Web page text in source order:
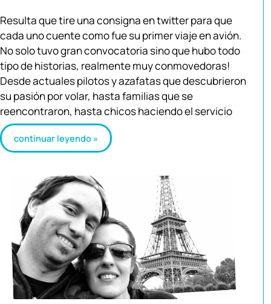
Resulta que tire una consigna en twitter para que
cada uno cuente como fue su primer viaje en avión.
No solo tuvo gran convocatoria sino que hubo todo
tipo de historias, realmente muy conmovedoras!
Desde actuales pilotos y azafatas que descubrieron
su pasión por volar, hasta familias que se
reencontraron, hasta chicos haciendo el servicio
continuar leyendo »